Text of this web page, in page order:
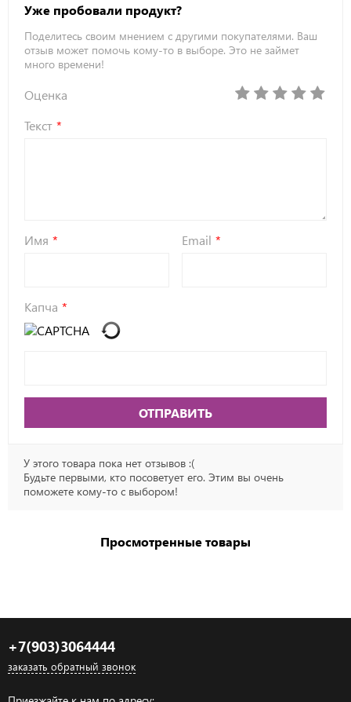
Уже пробовали продукт?
Поделитесь своим мнением с другими покупателями. Ваш
отзыв может помочь кому-то в выборе. Это не займет
много времени!
Оценка
Текст
Имя Email
Капча
ОТПРАВИТЬ
У этого товара пока нет отзывов :(
Будьте первыми, кто посоветует его. Этим вы очень
поможете кому-то с выбором!
Просмотренные товары
+7(903)3064444
заказать обратный звонок